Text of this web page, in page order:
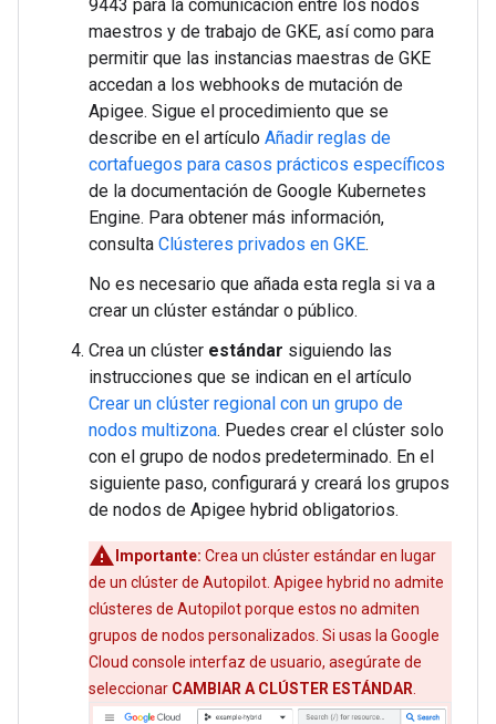
9443 para la comunicación entre los nodos
maestros y de trabajo de GKE, así como para
permitir que las instancias maestras de GKE
accedan a los webhooks de mutación de
Apigee. Sigue el procedimiento que se
describe en el artículo Añadir reglas de
cortafuegos para casos prácticos específicos
de la documentación de Google Kubernetes
Engine. Para obtener más información,
consulta Clústeres privados en GKE.
No es necesario que añada esta regla si va a
crear un clúster estándar o público.
Crea un clúster estándar siguiendo las
instrucciones que se indican en el artículo
Crear un clúster regional con un grupo de
nodos multizona. Puedes crear el clúster solo
con el grupo de nodos predeterminado. En el
siguiente paso, configurará y creará los grupos
de nodos de Apigee hybrid obligatorios.
Importante: Crea un clúster estándar en lugar
de un clúster de Autopilot. Apigee hybrid no admite
clústeres de Autopilot porque estos no admiten
grupos de nodos personalizados. Si usas la Google
Cloud console interfaz de usuario, asegúrate de
seleccionar CAMBIAR A CLÚSTER ESTÁNDAR